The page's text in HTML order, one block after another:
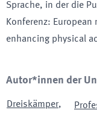
Sprache, in der die
Konferenz:
enhancing physical
Autor*innen der
Dreiskämper,